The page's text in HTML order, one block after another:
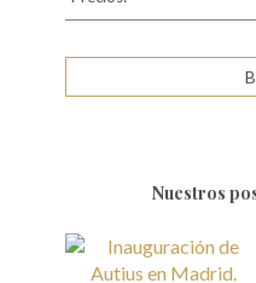
Nuestros